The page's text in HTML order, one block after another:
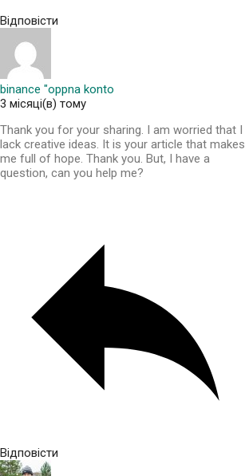
Відповісти
binance "oppna konto
3 місяці(в) тому
Thank you for your sharing. I am worried that I
lack creative ideas. It is your article that makes
me full of hope. Thank you. But, I have a
question, can you help me?
Відповісти